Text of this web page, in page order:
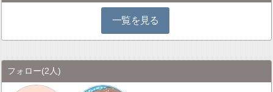
一覧を見る
フォロー(2人)